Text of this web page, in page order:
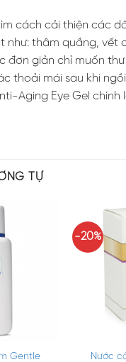
cách cải thiện các
như: thâm quầng, vết
đơn giản chỉ muốn
thoải mái sau khi
Aging Eye Gel chính
TỰ
Gentle
-20%
Nước